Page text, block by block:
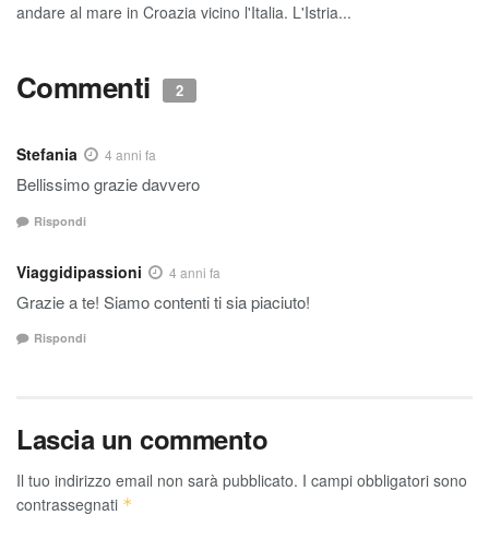
andare al mare in Croazia vicino l'Italia. L'Istria...
Commenti 2
Stefania 4 anni fa
Bellissimo grazie davvero
Rispondi
Viaggidipassioni 4 anni fa
Grazie a te! Siamo contenti ti sia piaciuto!
Rispondi
Lascia un commento
Il tuo indirizzo email non sarà pubblicato. I campi obbligatori sono
contrassegnati *